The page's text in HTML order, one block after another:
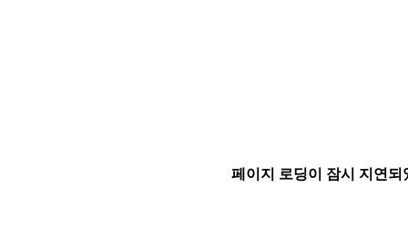
페이지 로딩이 잠시 지연